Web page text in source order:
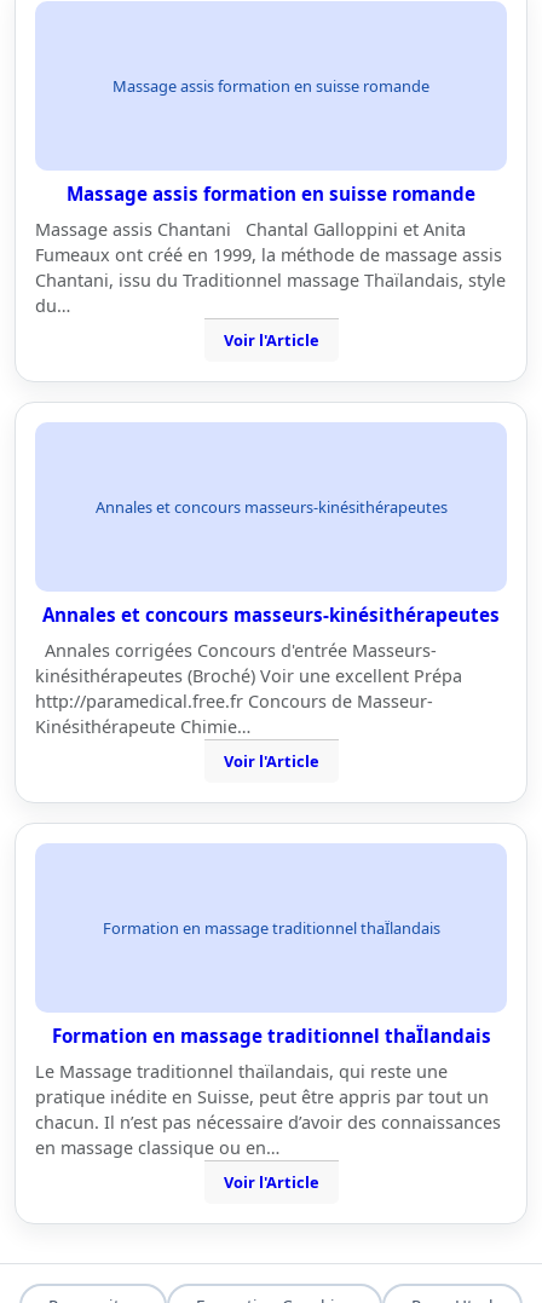
Massage assis formation en suisse romande
Massage assis formation en suisse romande
Massage assis Chantani Chantal Galloppini et Anita
Fumeaux ont créé en 1999, la méthode de massage assis
Chantani, issu du Traditionnel massage Thaïlandais, style
du…
Voir l'Article
Annales et concours masseurs-kinésithérapeutes
Annales et concours masseurs-kinésithérapeutes
Annales corrigées Concours d'entrée Masseurs-
kinésithérapeutes (Broché) Voir une excellent Prépa
http://paramedical.free.fr Concours de Masseur-
Kinésithérapeute Chimie…
Voir l'Article
Formation en massage traditionnel thaÏlandais
Formation en massage traditionnel thaÏlandais
Le Massage traditionnel thaïlandais, qui reste une
pratique inédite en Suisse, peut être appris par tout un
chacun. Il n’est pas nécessaire d’avoir des connaissances
en massage classique ou en…
Voir l'Article